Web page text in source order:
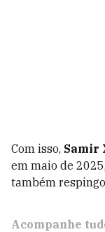
Com isso, Samir
em maio de
também
Acompanhe